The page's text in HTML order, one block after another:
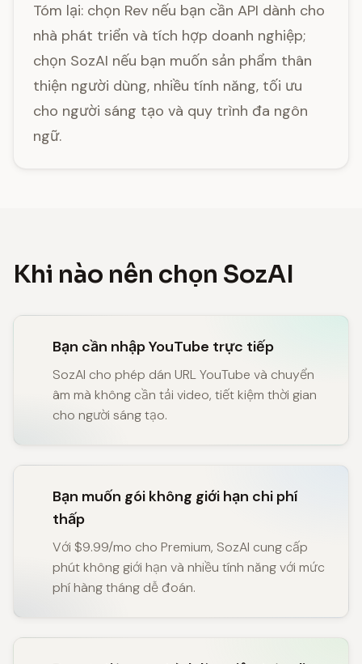
Tóm lại: chọn Rev nếu bạn cần API dành cho
nhà phát triển và tích hợp doanh nghiệp;
chọn SozAI nếu bạn muốn sản phẩm thân
thiện người dùng, nhiều tính năng, tối ưu
cho người sáng tạo và quy trình đa ngôn
ngữ.
Khi nào nên chọn SozAI
Bạn cần nhập YouTube trực tiếp
SozAI cho phép dán URL YouTube và chuyển
âm mà không cần tải video, tiết kiệm thời gian
cho người sáng tạo.
Bạn muốn gói không giới hạn chi phí
thấp
Với $9.99/mo cho Premium, SozAI cung cấp
phút không giới hạn và nhiều tính năng với mức
phí hàng tháng dễ đoán.